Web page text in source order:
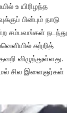
உ யிரிழந்த
பின்பும் நாடு
சம்பவங்கள் நடந்து
சுற்றித்
விழுந்துள்ளது.
சில இளைஞர்கள்